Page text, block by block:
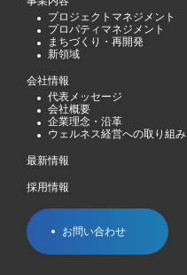
プロジェクトマネジメント
プロパティマネジメント
まちづくり・再開発
新領域
会社情報
代表メッセージ
会社概要
企業理念・沿革
ウェルネス経営への取り組み
最新情報
採用情報
お問い合わせ